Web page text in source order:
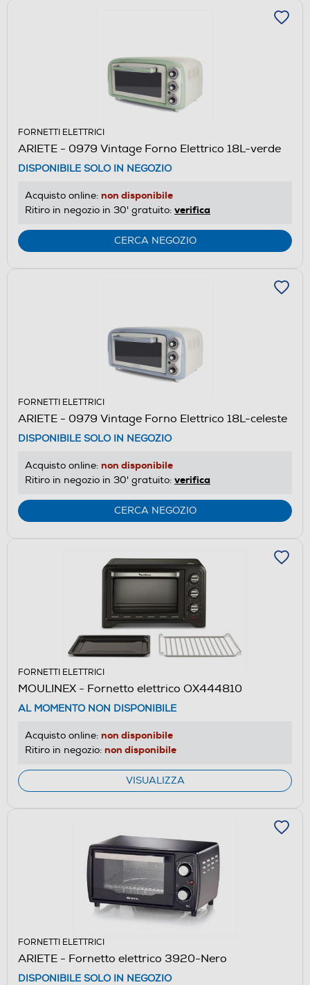
FORNETTI ELETTRICI
ARIETE - 0979 Vintage Forno Elettrico 18L-verde
DISPONIBILE SOLO IN NEGOZIO
Acquisto online: non disponibile
Ritiro in negozio in 30' gratuito: verifica
CERCA NEGOZIO
FORNETTI ELETTRICI
ARIETE - 0979 Vintage Forno Elettrico 18L-celeste
DISPONIBILE SOLO IN NEGOZIO
Acquisto online: non disponibile
Ritiro in negozio in 30' gratuito: verifica
CERCA NEGOZIO
FORNETTI ELETTRICI
MOULINEX - Fornetto elettrico OX444810
AL MOMENTO NON DISPONIBILE
Acquisto online: non disponibile
Ritiro in negozio: non disponibile
VISUALIZZA
FORNETTI ELETTRICI
ARIETE - Fornetto elettrico 3920-Nero
DISPONIBILE SOLO IN NEGOZIO